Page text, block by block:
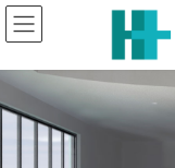
コ
ン
ン
へ
ナ
ビ
ー
ョ